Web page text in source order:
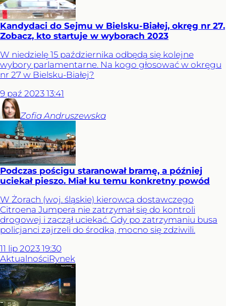
Kandydaci do Sejmu w Bielsku-Białej, okręg nr 27.
Zobacz, kto startuje w wyborach 2023
W niedzielę 15 października odbędą się kolejne
wybory parlamentarne. Na kogo głosować w okręgu
nr 27 w Bielsku-Białej?
9 paź 2023 13:41
Zofia Andruszewska
Podczas pościgu staranował bramę, a później
uciekał pieszo. Miał ku temu konkretny powód
W Żorach (woj. śląskie) kierowca dostawczego
Citroena Jumpera nie zatrzymał się do kontroli
drogowej i zaczął uciekać. Gdy po zatrzymaniu busa
policjanci zajrzeli do środka, mocno się zdziwili.
11 lip 2023 19:30
AktualnościRynek